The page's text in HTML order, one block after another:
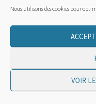
Nous utilisons des cookies pour
VOIR
rester loin d’elle,
approfondir ce baiser,
manque évident de
mouvement comme
ensuite une main contre
fort, encore et
— Monsieur se sent
par son empressement
— Encore, Kaya… lui